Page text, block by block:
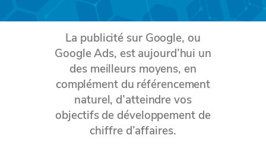
La publicité sur Google, ou
Google Ads, est aujourd’hui un
des meilleurs moyens, en
complément du référencement
naturel, d’atteindre vos
objectifs de développement de
chiffre d’affaires.